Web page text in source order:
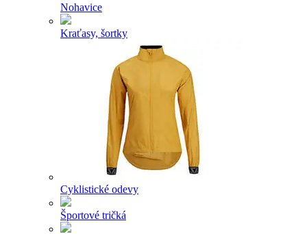
Nohavice
Kraťasy, šortky
Cyklistické odevy
Športové tričká